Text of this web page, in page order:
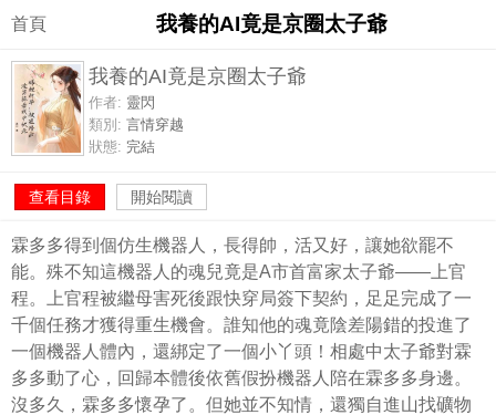
首頁 我養的AI竟是京圈太子爺
我養的AI竟是京圈太子爺
作者: 靈閃
類別: 言情穿越
狀態: 完結
查看目錄 開始閱讀
霖多多得到個仿生機器人，長得帥，活又好，讓她欲罷不
能。殊不知這機器人的魂兒竟是A市首富家太子爺——上官
程。上官程被繼母害死後跟快穿局簽下契約，足足完成了一
千個任務才獲得重生機會。誰知他的魂竟陰差陽錯的投進了
一個機器人體內，還綁定了一個小丫頭！相處中太子爺對霖
多多動了心，回歸本體後依舊假扮機器人陪在霖多多身邊。
沒多久，霖多多懷孕了。但她並不知情，還獨自進山找礦物